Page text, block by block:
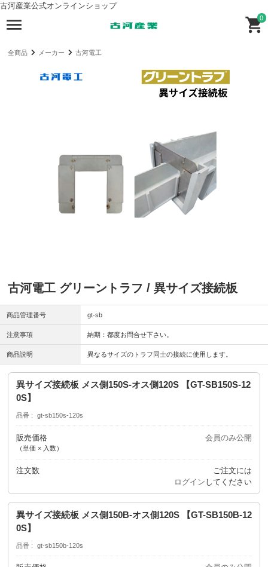
古河産業公式オンラインショップ
0
全商品 メーカー 古河電工
古河電工 グリーントラフ / 異サイズ接続板
商品管理番号 gt-sb
注意事項 納期：都度お問合せ下さい。
商品説明 異なるサイズのトラフ同士の接続に使用します。
異サイズ接続板 メス側150S-オス側120S 【GT-SB150S-12
0S】
品番 gt-sb150s-120s
販売価格
（単価 × 入数）
会員のみ公開
注文数
ご注文には
ログイン してください
異サイズ接続板 メス側150B-オス側120S 【GT-SB150B-12
0S】
品番 gt-sb150b-120s